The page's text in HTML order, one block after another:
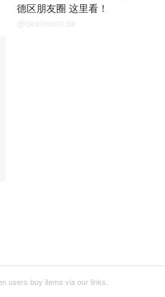
德区朋友圈 这里看！
@dealmoon.de
users buy items via our links.